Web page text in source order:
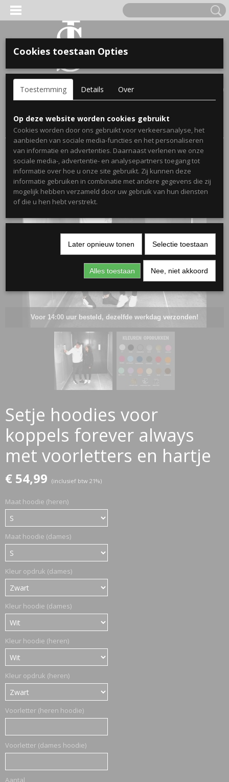
Inloggen Registreren
(0)
Home >Webshop>Hoodies koppels> Setje hoodies voor
koppels forever always met voorletters en hartje
Voor 14:00 uur besteld, dezelfde werkdag verzonden!
Setje hoodies voor
koppels forever always
met voorletters en hartje
€ 54,99 (inclusief btw 21%)
Maat hoodie (heren)
Maat hoodie (dames)
Kleur opdruk (dames)
Kleur hoodie (dames)
Kleur hoodie (heren)
Kleur opdruk (heren)
Voorletter (heren hoodie)
Voorletter (dames hoodie)
Aantal
VOOR KINDEREN
OPA & OMA.
NAAM EN GEBOORTEJAAR
Cookies toestaan Opties
Toestemming Details Over
Op deze website worden cookies gebruikt
Cookies worden door ons gebruikt voor verkeersanalyse, het
aanbieden van sociale media-functies en het personaliseren
van informatie en advertenties. Daarnaast verlenen we onze
sociale media-, advertentie- en analysepartners toegang tot
informatie over hoe u onze site gebruikt. Zij kunnen deze
informatie gebruiken in combinatie met andere gegevens die zij
mogelijk hebben verzameld door uw gebruik van hun diensten
of die u hen hebt verstrekt.
Later opnieuw tonen Selectie toestaan
Alles toestaan Nee, niet akkoord